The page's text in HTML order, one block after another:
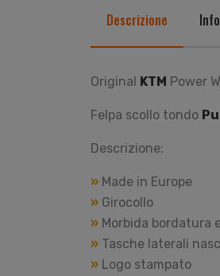
Descrizione
Original KTM Power
Felpa scollo tondo
Descrizione:
» Made in Europe
» Girocollo
» Morbida bordatura
» Tasche laterali
» Logo stampato